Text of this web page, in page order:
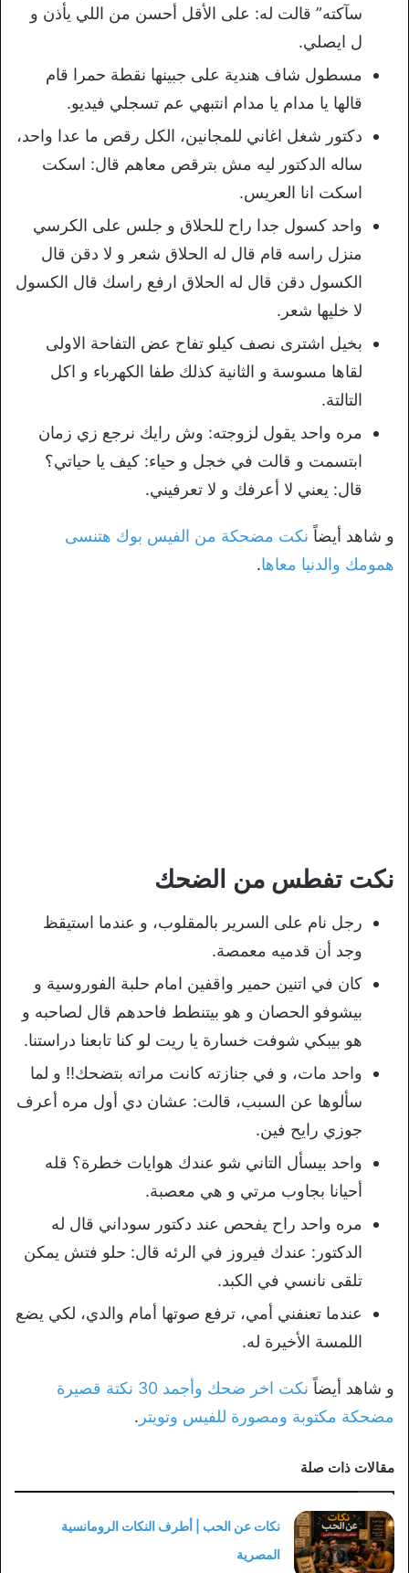
سآكته” قالت له: على الأقل أحسن من اللي يأذن و
ل ايصلي.
مسطول شاف هندية على جبينها نقطة حمرا قام
قالها يا مدام يا مدام انتبهي عم تسجلي فيديو.
دكتور شغل اغاني للمجانين، الكل رقص ما عدا واحد،
ساله الدكتور ليه مش بترقص معاهم قال: اسكت
اسكت انا العريس.
واحد كسول جدا راح للحلاق و جلس على الكرسي
منزل راسه قام قال له الحلاق شعر و لا دقن قال
الكسول دقن قال له الحلاق ارفع راسك قال الكسول
لا خليها شعر.
بخيل اشترى نصف كيلو تفاح عض التفاحة الاولى
لقاها مسوسة و الثانية كذلك طفا الكهرباء و اكل
التالتة.
مره واحد يقول لزوجته: وش رايك نرجع زي زمان
ابتسمت و قالت في خجل و حياء: كيف يا حياتي؟
قال: يعني لا أعرفك و لا تعرفيني.
و شاهد أيضاً نكت مضحكة من الفيس بوك هتنسى
همومك والدنيا معاها.
نكت تفطس من الضحك
رجل نام على السرير بالمقلوب، و عندما استيقظ
وجد أن قدميه معمصة.
كان في اتنين حمير واقفين امام حلبة الفوروسية و
بيشوفو الحصان و هو بيتنطط فاحدهم قال لصاحبه و
هو بيبكي شوفت خسارة يا ريت لو كنا تابعنا دراستنا.
واحد مات، و في جنازته كانت مراته بتضحك!! و لما
سألوها عن السبب، قالت: عشان دي أول مره أعرف
جوزي رايح فين.
واحد بيسأل التاني شو عندك هوايات خطرة؟ قله
أحيانا بجاوب مرتي و هي معصبة.
مره واحد راح يفحص عند دكتور سوداني قال له
الدكتور: عندك فيروز في الرئه قال: حلو فتش يمكن
تلقى نانسي في الكبد.
عندما تعنفني أمي، ترفع صوتها أمام والدي، لكي يضع
اللمسة الأخيرة له.
و شاهد أيضاً
نكت اخر ضحك وأجمد 30 نكتة قصيرة
مضحكة مكتوبة ومصورة للفيس وتويتر .
مقالات ذات صلة
نكات عن الحب | أطرف النكات الرومانسية
المصرية